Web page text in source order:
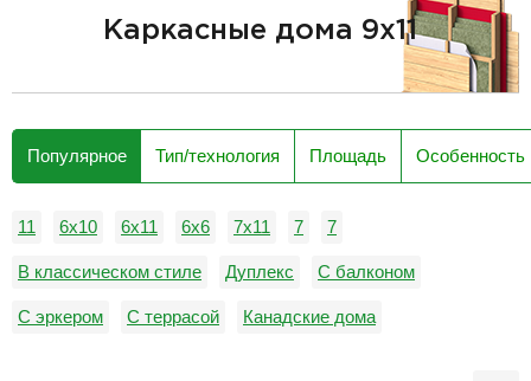
Каркасные дома 9х11
Популярное Тип/технология Площадь Особенность
11 6x10 6x11 6x6 7x11 7 7
В классическом стиле Дуплекс С балконом
С эркером С террасой Канадские дома